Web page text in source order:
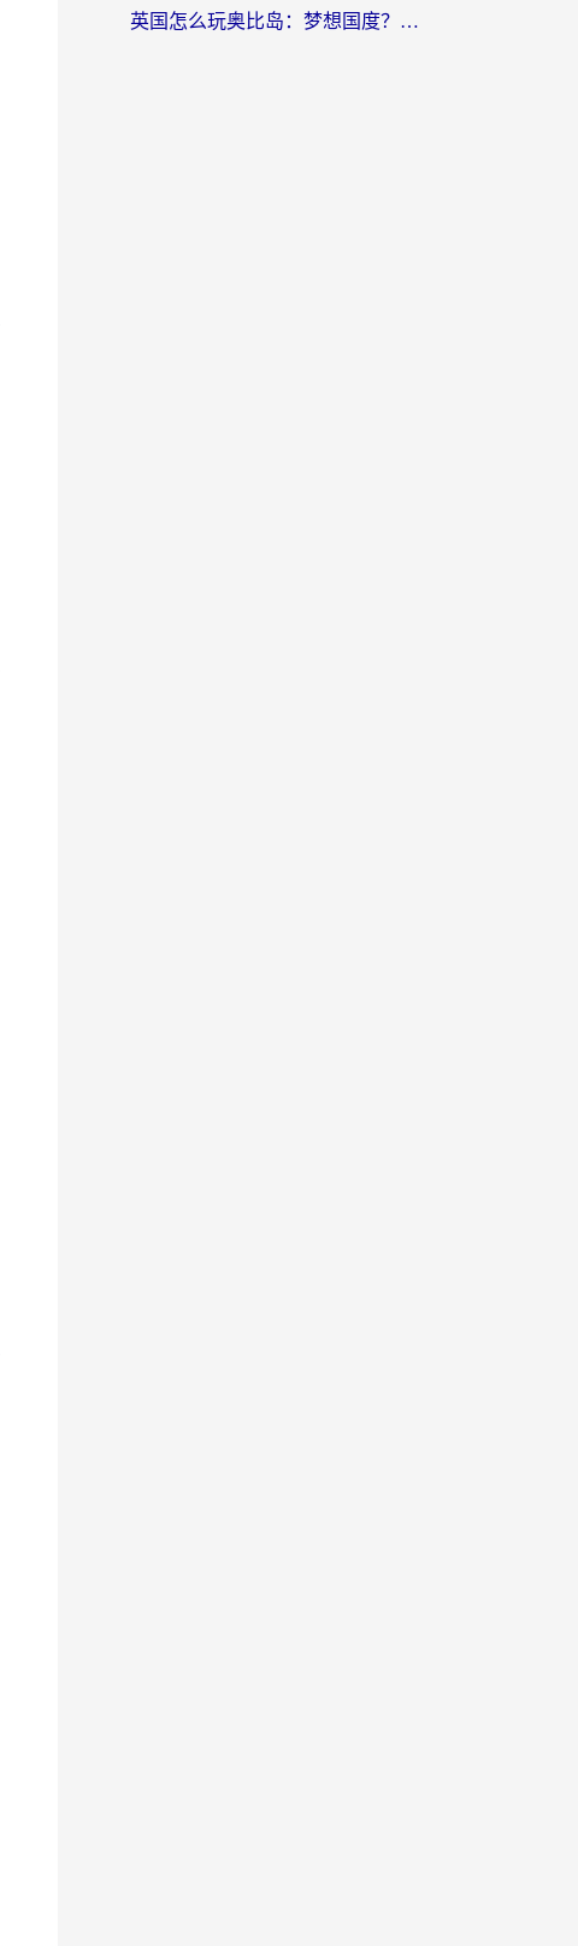
英国怎么玩奥比岛：梦想国度？海外党不卡攻略+加速器选择秘籍